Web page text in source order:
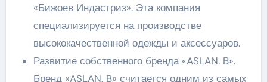
«Бижоев Индастриз». Эта компания
специализируется на производстве
высококачественной одежды и аксессуаров.
Развитие собственного бренда «ASLAN. B».
Бренд «ASLAN. B» считается одним из самых